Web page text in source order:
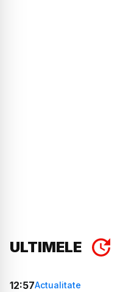
ULTIMELE
12:57Actualitate